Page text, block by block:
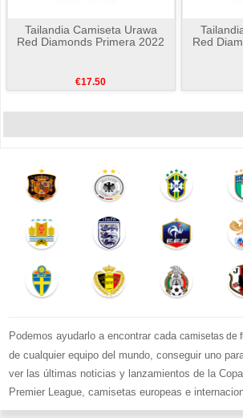
Tailandia Camiseta Urawa
Red Diamonds Primera 2022
€17.50
Red
Podemos ayudarlo a encontrar cada camisetas de
de cualquier equipo del mundo, conseguir uno
ver las últimas noticias y lanzamientos de la
Premier League, camisetas europeas e
fútbol y kits.